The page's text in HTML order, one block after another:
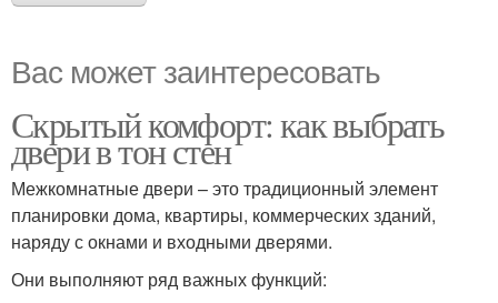
Вас может заинтересовать
Скрытый комфорт: как выбрать
двери в тон стен
Межкомнатные двери – это традиционный элемент
планировки дома, квартиры, коммерческих зданий,
наряду с окнами и входными дверями.
Они выполняют ряд важных функций: